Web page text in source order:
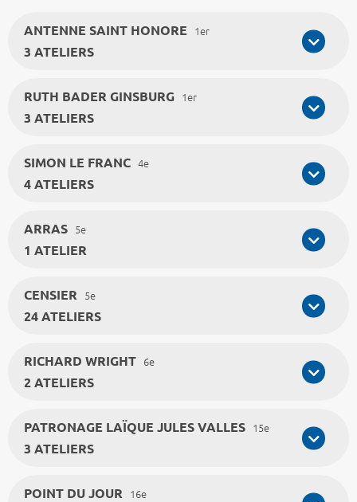
ANTENNE SAINT HONORE 1er
3 ATELIERS
RUTH BADER GINSBURG 1er
3 ATELIERS
SIMON LE FRANC 4e
4 ATELIERS
ARRAS 5e
1 ATELIER
CENSIER 5e
24 ATELIERS
RICHARD WRIGHT 6e
2 ATELIERS
PATRONAGE LAÏQUE JULES VALLES 15e
3 ATELIERS
POINT DU JOUR 16e